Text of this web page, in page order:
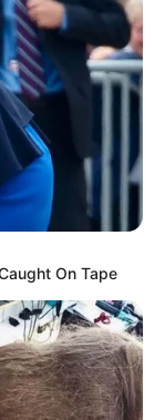
On Tape